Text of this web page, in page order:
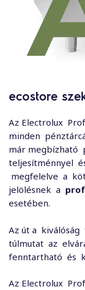
ecostore
Az Electrolux
minden
már
teljesítménnyel
megfelelve a
jelölésnek a
esetében.
Az út a kiválóság
túlmutat az
fenntartható és
Az Electrolux